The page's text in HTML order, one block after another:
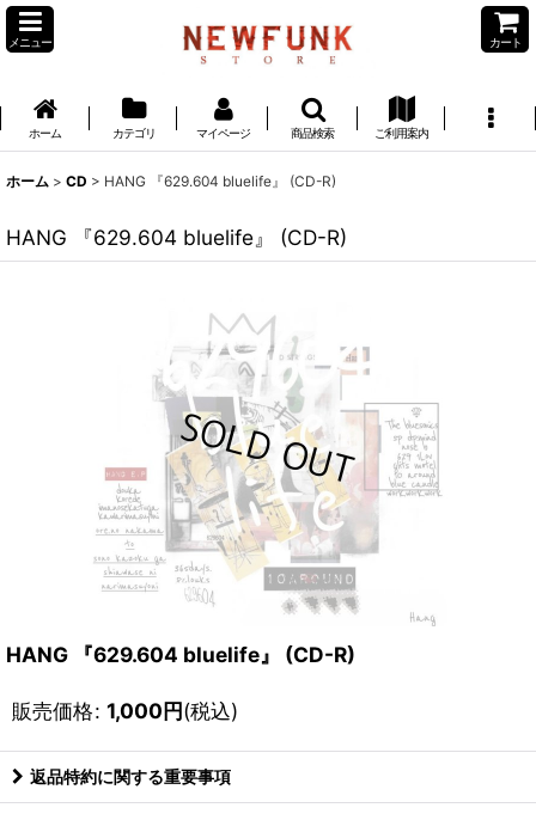
メニュー カート
ホーム カテゴリ マイページ 商品検索 ご利用案内
ホーム > CD > HANG 『629.604 bluelife』 (CD-R)
HANG 『629.604 bluelife』 (CD-R)
HANG 『629.604 bluelife』 (CD-R)
販売価格: 1,000円(税込)
返品特約に関する重要事項